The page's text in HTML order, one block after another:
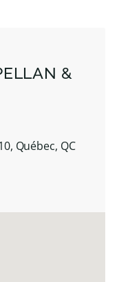
&
Québec, QC